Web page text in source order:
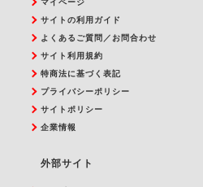
マイページ
サイトの利用ガイド
よくあるご質問／お問合わせ
サイト利用規約
特商法に基づく表記
プライバシーポリシー
サイトポリシー
企業情報
外部サイト